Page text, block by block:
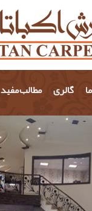
گالری مطالب مفید